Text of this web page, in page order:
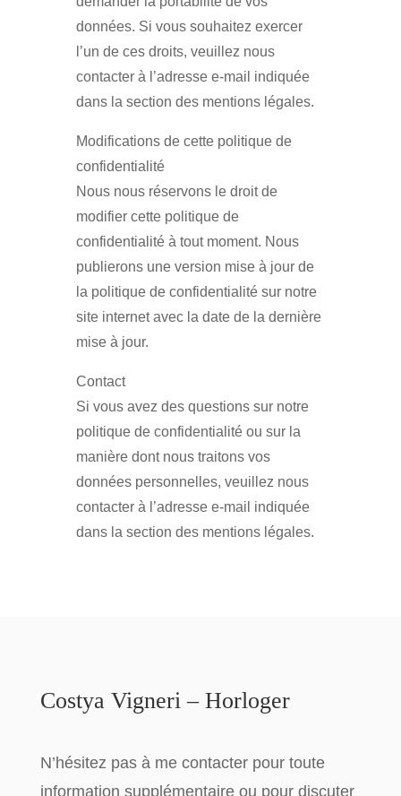
données. Si vous souhaitez exercer
l’un de ces droits, veuillez nous
contacter à l’adresse e-mail indiquée
dans la section des mentions légales.
Modifications de cette politique de
confidentialité
Nous nous réservons le droit de
modifier cette politique de
confidentialité à tout moment. Nous
publierons une version mise à jour de
la politique de confidentialité sur notre
site internet avec la date de la dernière
mise à jour.
Contact
Si vous avez des questions sur notre
politique de confidentialité ou sur la
manière dont nous traitons vos
données personnelles, veuillez nous
contacter à l’adresse e-mail indiquée
dans la section des mentions légales.
Costya Vigneri – Horloger
N’hésitez pas à me contacter pour toute
information supplémentaireou pour discuter